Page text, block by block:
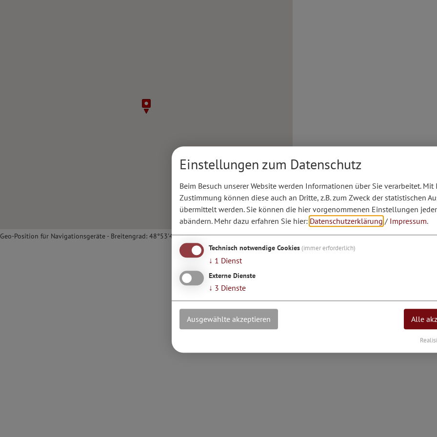
Geo-Position für Navigationsgeräte - Breitengrad: 48°53'4.67''N / Längengrad: 11°25'13.87''E
Einstellungen zum Datenschutz
Beim Besuch unserer Website werden Informationen über Sie verarbeitet. Mit
Zustimmung können diese auch an Dritte, z.B. zum Zweck der statistischen
übermittelt werden. Sie können die hier vorgenommenen Einstellungen
abändern. Mehr dazu erfahren Sie hier: Datenschutzerklärung / Impressum.
Technisch notwendige Cookies (immer erforderlich)
↓ 1 Dienst
Externe Dienste
↓ 3 Dienste
Ausgewählte akzeptieren Alle